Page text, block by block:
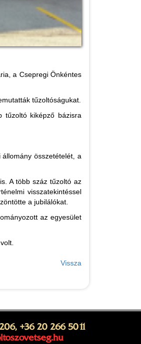
a Csepregi Önkéntes
tűzoltóságukat.
tűzoltó kiképző bázisra
összetételét, a
A több száz tűzoltó az
visszatekintéssel
a jubilálókat.
az egyesület
Vissza
+36 20 266 5011